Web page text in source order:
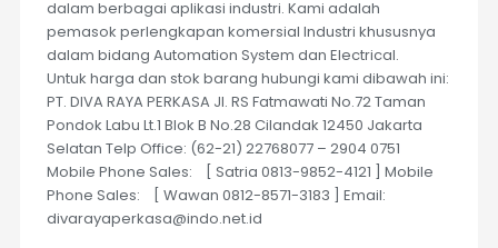
dalam berbagai aplikasi industri. Kami adalah
pemasok perlengkapan komersial Industri khususnya
dalam bidang Automation System dan Electrical.
Untuk harga dan stok barang hubungi kami dibawah ini:
PT. DIVA RAYA PERKASA Jl. RS Fatmawati No.72 Taman
Pondok Labu Lt.1 Blok B No.28 Cilandak 12450 Jakarta
Selatan Telp Office: (62-21) 22768077 – 2904 0751
Mobile Phone Sales: [ Satria 0813-9852-4121 ] Mobile
Phone Sales: [ Wawan 0812-8571-3183 ] Email:
divarayaperkasa@indo.net.id